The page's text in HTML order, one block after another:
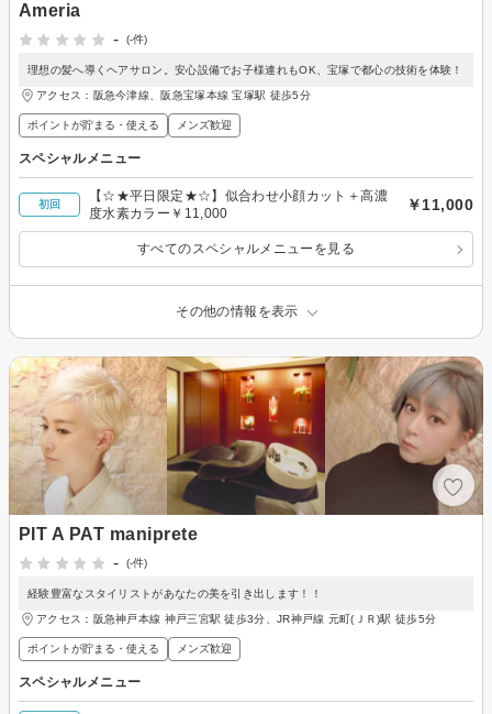
Ameria
-
(-件)
理想の髪へ導くヘアサロン。安心設備でお子様連れもOK、宝塚で都心の技術を体験！
アクセス：阪急今津線、阪急宝塚本線 宝塚駅 徒歩5分
ポイントが貯まる・使える メンズ歓迎
スペシャルメニュー
初回
【☆★平日限定★☆】似合わせ小顔カット＋高濃
度水素カラー￥11,000
￥11,000
すべてのスペシャルメニューを見る
その他の情報を表示
PIT A PAT maniprete
-
(-件)
経験豊富なスタイリストがあなたの美を引き出します！！
アクセス：阪急神戸本線 神戸三宮駅 徒歩3分、JR神戸線 元町(ＪＲ)駅 徒歩5分
ポイントが貯まる・使える メンズ歓迎
スペシャルメニュー